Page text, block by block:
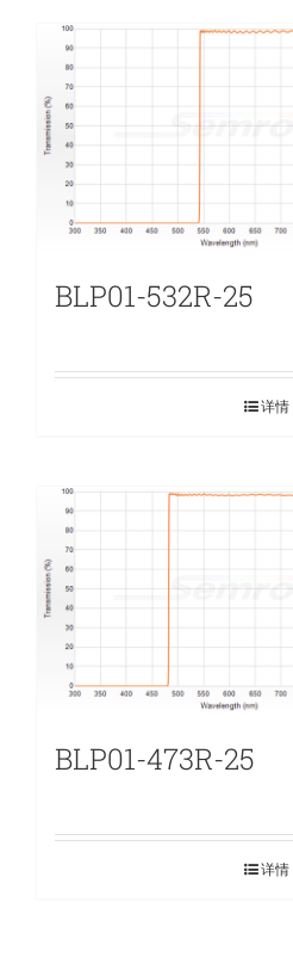
BLP01-532R-25
详情
BLP01-473R-25
详情